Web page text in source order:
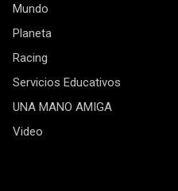
Mundo
Planeta
Racing
Servicios Educativos
UNA MANO AMIGA
Video